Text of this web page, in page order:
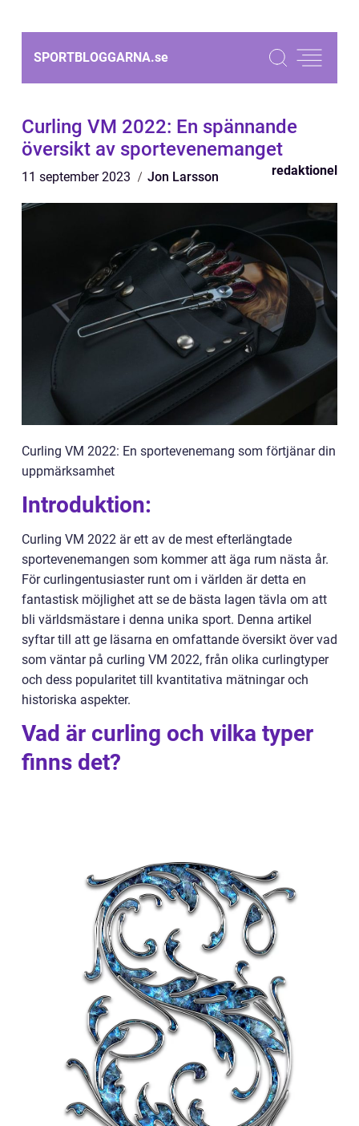
SPORTBLOGGARNA.se
Curling VM 2022: En spännande
översikt av sportevenemanget
11 september 2023 Jon Larsson redaktionel
Curling VM 2022: En sportevenemang som förtjänar din
uppmärksamhet
Introduktion:
Curling VM 2022 är ett av de mest efterlängtade
sportevenemangen som kommer att äga rum nästa år.
För curlingentusiaster runt om i världen är detta en
fantastisk möjlighet att se de bästa lagen tävla om att
bli världsmästare i denna unika sport. Denna artikel
syftar till att ge läsarna en omfattande översikt över vad
som väntar på curling VM 2022, från olika curlingtyper
och dess popularitet till kvantitativa mätningar och
historiska aspekter.
Vad är curling och vilka typer
finns det?